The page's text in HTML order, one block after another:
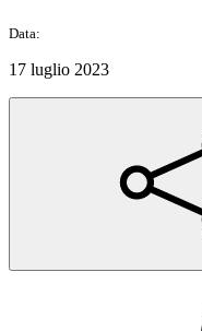
Data:
17 luglio 2023